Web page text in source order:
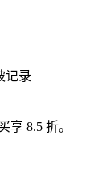
记录
享 8.5 折。